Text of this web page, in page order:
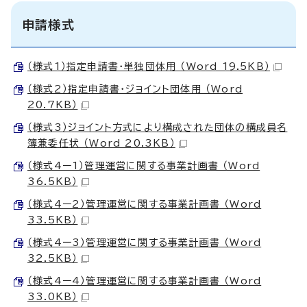
申請様式
（様式1）指定申請書・単独団体用 （Word 19.5KB）
（様式2）指定申請書・ジョイント団体用 （Word
20.7KB）
（様式3）ジョイント方式により構成された団体の構成員名
簿兼委任状 （Word 20.3KB）
（様式4ー1）管理運営に関する事業計画書 （Word
36.5KB）
（様式4ー2）管理運営に関する事業計画書 （Word
33.5KB）
（様式4ー3）管理運営に関する事業計画書 （Word
32.5KB）
（様式4ー4）管理運営に関する事業計画書 （Word
33.0KB）